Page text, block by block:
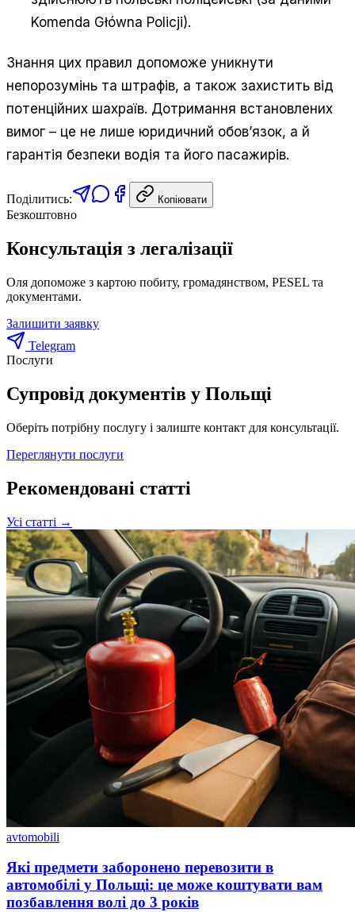
Komenda Główna Policji).
Знання цих правил допоможе уникнути
непорозумінь та штрафів, а також захистить від
потенційних шахраїв. Дотримання встановлених
вимог – це не лише юридичний обов’язок, а й
гарантія безпеки водія та його пасажирів.
Поділитись: Копіювати
Безкоштовно
Консультація з легалізації
Оля допоможе з картою побиту, громадянством, PESEL та
документами.
Залишити заявку
Telegram
Послуги
Супровід документів у Польщі
Оберіть потрібну послугу і залиште контакт для консультації.
Переглянути послуги
Рекомендовані статті
Усі статті →
avtomobili
Які предмети заборонено перевозити в
автомобілі у Польщі: це може коштувати вам
позбавлення волі до 3 років